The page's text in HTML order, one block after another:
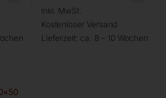
inkl. MwSt.
Kostenloser Versand
Lieferzeit: ca. 8 – 10 Wochen